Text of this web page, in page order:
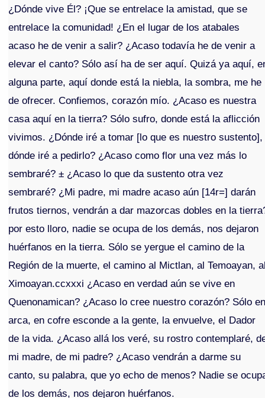
¿Dónde vive Él? ¡Que se entrelace la amistad, que se
entrelace la comunidad! ¿En el lugar de los atabales
acaso he de venir a salir? ¿Acaso todavía he de venir a
elevar el canto? Sólo así ha de ser aquí. Quizá ya aquí,
alguna parte, aquí donde está la niebla, la sombra, me he
de ofrecer. Confiemos, corazón mío. ¿Acaso es nuestra
casa aquí en la tierra? Sólo sufro, donde está la aflicción
vivimos. ¿Dónde iré a tomar [lo que es nuestro sustento],
dónde iré a pedirlo? ¿Acaso como flor una vez más lo
sembraré? ± ¿Acaso lo que da sustento otra vez
sembraré? ¿Mi padre, mi madre acaso aún [14r=] darán
frutos tiernos, vendrán a dar mazorcas dobles en la
por esto lloro, nadie se ocupa de los demás, nos dejaron
huérfanos en la tierra. Sólo se yergue el camino de la
Región de la muerte, el camino al Mictlan, al Temoayan,
Ximoayan.ccxxxi ¿Acaso en verdad aún se vive en
Quenonamican? ¿Acaso lo cree nuestro corazón? Sólo
arca, en cofre esconde a la gente, la envuelve, el Dador
de la vida. ¿Acaso allá los veré, su rostro contemplaré,
mi madre, de mi padre? ¿Acaso vendrán a darme su
canto, su palabra, que yo echo de menos? Nadie se
de los demás, nos dejaron huérfanos.